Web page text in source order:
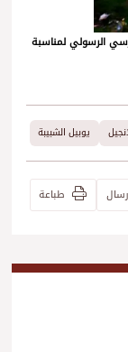
الرسولي لمناسبة
يوبيل الشبيبة
طباعة